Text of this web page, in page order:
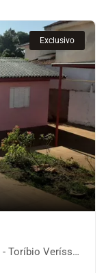
Exclusivo
Cruz Alta-RS